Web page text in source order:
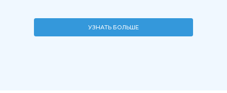
УЗНАТЬ БОЛЬШЕ